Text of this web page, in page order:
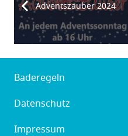
Adventszauber 2024
Baderegeln
Datenschutz
Impressum